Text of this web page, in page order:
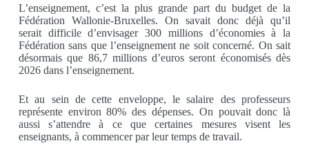
L’enseignement, c’est la plus grande part du budget de la
Fédération Wallonie-Bruxelles. On savait donc déjà qu’il
serait difficile d’envisager 300 millions d’économies à la
Fédération sans que l’enseignement ne soit concerné. On sait
désormais que 86,7 millions d’euros seront économisés dès
2026 dans l’enseignement.
Et au sein de cette enveloppe, le salaire des professeurs
représente environ 80% des dépenses. On pouvait donc là
aussi s’attendre à ce que certaines mesures visent les
enseignants, à commencer par leur temps de travail.